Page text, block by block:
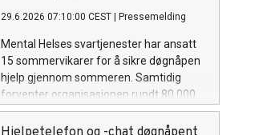
29.6.2026 07:10:00 CEST Pressemelding
Mental Helses svartjenester har ansatt
15 sommervikarer for å sikre døgnåpen
hjelp gjennom sommeren. Samtidig
forventer organisasjonen rundt 80.000
henvendelser til Hjelpetelefonen 116
123 og hjelpechatten.